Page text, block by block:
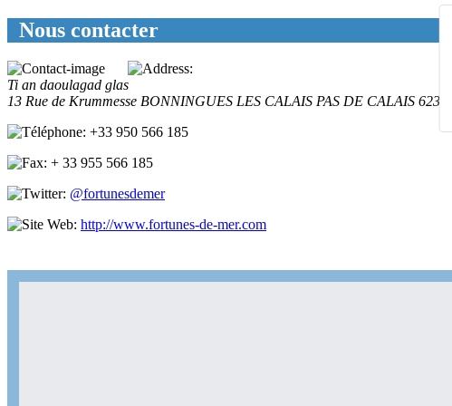
Nous contacter
Ti an daoulagad glas
13 Rue de Krummesse BONNINGUES LES CALAIS PAS DE CALAIS 62340
+33 950 566 185
+ 33 955 566 185
@fortunesdemer
http://www.fortunes-de-mer.com